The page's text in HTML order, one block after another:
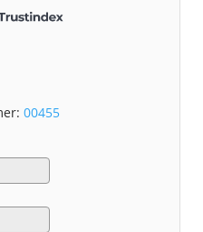
00455